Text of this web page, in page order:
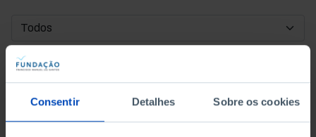
Consentir Detalhes Sobre os cookies
DATA DE INÍCIO
DATA DE FIM